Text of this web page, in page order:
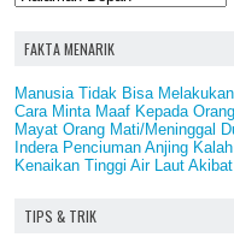
FAKTA MENARIK
Manusia Tidak Bisa
Cara Minta Maaf Kepada
Mayat Orang Mati/Meninggal
Indera Penciuman Anjing
Kenaikan Tinggi Air Laut
TIPS & TRIK